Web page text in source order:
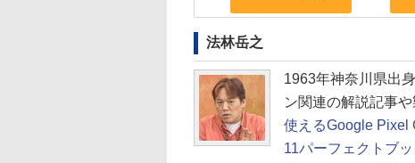
法林岳之
1963年神奈川県出
ン関連の解説記事
使えるGoogle Pixel
11パーフェクトブ